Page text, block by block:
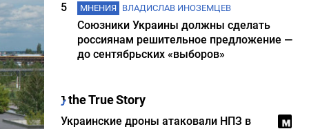
5
МНЕНИЯ ВЛАДИСЛАВ ИНОЗЕМЦЕВ
Союзники Украины должны сделать
россиянам решительное предложение —
до сентябрьских «выборов»